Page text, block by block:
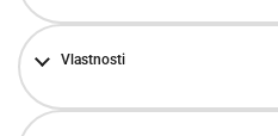
Vlastnosti